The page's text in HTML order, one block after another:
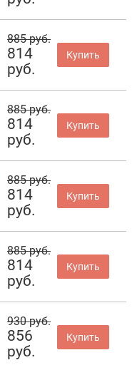
885 руб.
814
руб.
Купить
885 руб.
814
руб.
Купить
885 руб.
814
руб.
Купить
885 руб.
814
руб.
Купить
930 руб.
856
руб.
Купить